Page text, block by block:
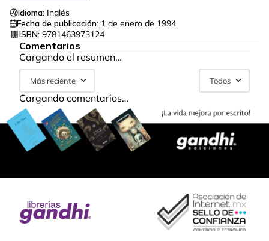
Idioma: Inglés
Fecha de publicación: 1 de enero de 1994
ISBN: 9781463973124
Comentarios
Cargando el resumen…
Más reciente Todos
Cargando comentarios…